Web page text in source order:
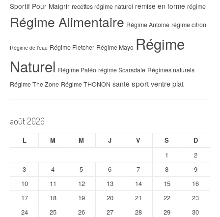
Sportif Pour Maigrir recettes régime naturel remise en forme régime
Régime Alimentaire Régime Antoine régime citron
Régime de l’eau Régime Fletcher Régime Mayo Régime
Naturel Régime Paléo régime Scarsdale Régimes naturels
Régime The Zone Régime THONON santé sportventre plat
août 2026
L M M J V S D
1
2
3
4 5 6 7 8
9
10
11 12 13 14 15
16
17
18 19 20 21 22
23
24
25 26 27 28 29
30